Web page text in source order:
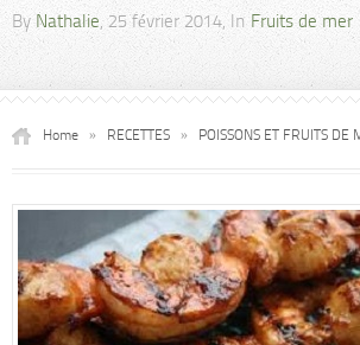
By Nathalie, 25 février 2014, In Fruits de mer
Home » RECETTES » POISSONS ET FRUITS DE